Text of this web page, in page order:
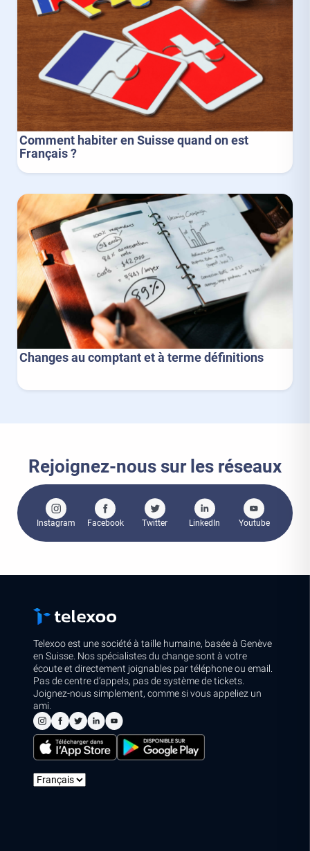
Comment habiter en Suisse quand on est
Français ?
Changes au comptant et à terme définitions
Rejoignez-nous sur les réseaux
Instagram Facebook Twitter LinkedIn Youtube
Telexoo est une société à taille humaine, basée à Genève
en Suisse. Nos spécialistes du change sont à votre
écoute et directement joignables par téléphone ou email.
Pas de centre d’appels, pas de système de tickets.
Joignez-nous simplement, comme si vous appeliez un
ami.